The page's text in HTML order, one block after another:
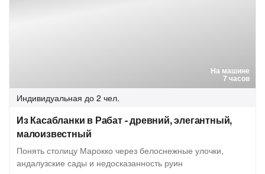
На машине
7 часов
Индивидуальная до 2 чел.
Из Касабланки в Рабат - древний, элегантный,
малоизвестный
Понять столицу Марокко через белоснежные улочки,
андалузские сады и недосказанность руин